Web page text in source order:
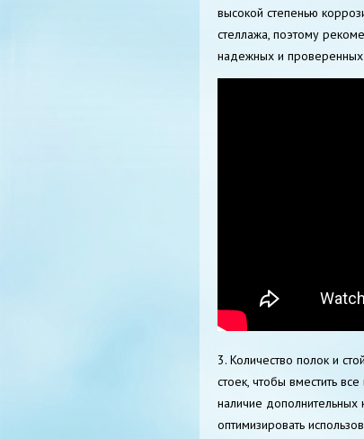
высокой степенью
стеллажа, поэтому
надежных и проверенных
3. Количество полок и
стоек, чтобы вместить
наличие дополнительных
оптимизировать